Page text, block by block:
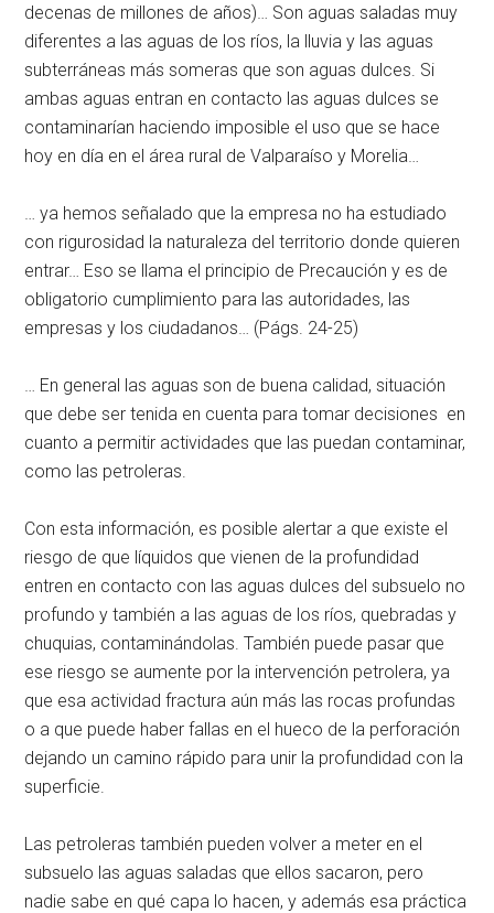
decenas de millones de años)… Son aguas saladas muy
diferentes a las aguas de los ríos, la lluvia y las aguas
subterráneas más someras que son aguas dulces. Si
ambas aguas entran en contacto las aguas dulces se
contaminarían haciendo imposible el uso que se hace
hoy en día en el área rural de Valparaíso y Morelia…
… ya hemos señalado que la empresa no ha estudiado
con rigurosidad la naturaleza del territorio donde quieren
entrar… Eso se llama el principio de Precaución y es de
obligatorio cumplimiento para las autoridades, las
empresas y los ciudadanos… (Págs. 24-25)
… En general las aguas son de buena calidad, situación
que debe ser tenida en cuenta para tomar decisiones en
cuanto a permitir actividades que las puedan contaminar,
como las petroleras.
Con esta información, es posible alertar a que existe el
riesgo de que líquidos que vienen de la profundidad
entren en contacto con las aguas dulces del subsuelo no
profundo y también a las aguas de los ríos, quebradas y
chuquias, contaminándolas. También puede pasar que
ese riesgo se aumente por la intervención petrolera, ya
que esa actividad fractura aún más las rocas profundas
o a que puede haber fallas en el hueco de la perforación
dejando un camino rápido para unir la profundidad con la
superficie.
Las petroleras también pueden volver a meter en el
subsuelo las aguas saladas que ellos sacaron, pero
nadie sabe en qué capa lo hacen, y además esa práctica